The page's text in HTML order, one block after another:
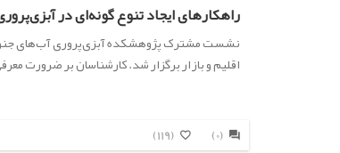
راهکارهای ایجاد تنوع گونه‌ای در
نشست مشترک پژوهشکده آبزی‌پروری آب‌های
اقلیم و بازار برگزار شد. کارشناسان بر ضرورت
(119) (0)